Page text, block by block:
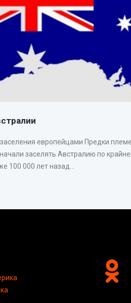
европейцами Предки
заселять Австралию по
100 000 лет назад...